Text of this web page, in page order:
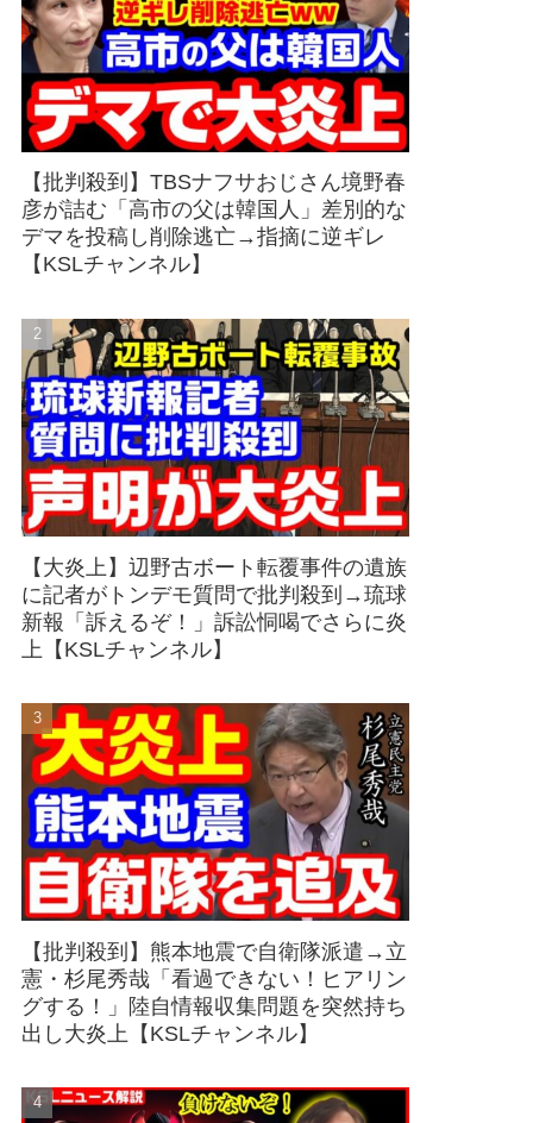
【批判殺到】TBSナフサおじさん境野春
彦が詰む「高市の父は韓国人」差別的な
デマを投稿し削除逃亡→指摘に逆ギレ
【KSLチャンネル】
【大炎上】辺野古ボート転覆事件の遺族
に記者がトンデモ質問で批判殺到→琉球
新報「訴えるぞ！」訴訟恫喝でさらに炎
上【KSLチャンネル】
【批判殺到】熊本地震で自衛隊派遣→立
憲・杉尾秀哉「看過できない！ヒアリン
グする！」陸自情報収集問題を突然持ち
出し大炎上【KSLチャンネル】